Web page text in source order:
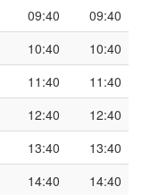
09:40
09:40
10:40
10:40
11:40
11:40
12:40
12:40
13:40
13:40
14:40
14:40